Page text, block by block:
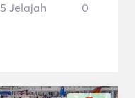
5 Jelajah 0